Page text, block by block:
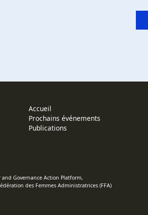
Accueil
Prochains événements
Publications
and Governance Action Platform,
des Femmes Administratrices (FFA)